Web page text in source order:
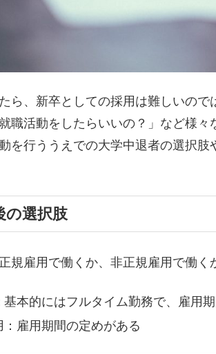
ら、新卒としての採用は難しいので
職活動をしたらいいの？」など様々
を行ううえでの大学中退者の選択
の選択肢
規雇用で働くか、非正規雇用で働く
基本的にはフルタイム勤務で、雇用
：雇用期間の定めがある